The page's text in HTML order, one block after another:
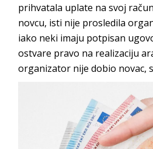
prihvatala uplate na svoj
novcu, isti nije prosledila
iako neki imaju potpisan
ostvare pravo na realizaciju
organizator nije dobio novac,